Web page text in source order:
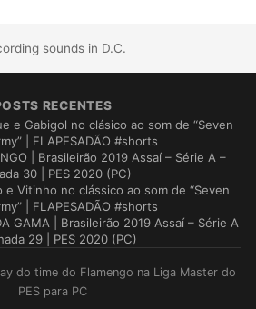
sounds in D.C.
RECENTES
e Gabigol no clásico ao som de “Seven
| FLAPESADÃO #shorts
| Brasileirão 2019 Assaí – Série A –
30 | PES 2020 (PC)
e Vitinho no clássico ao som de “Seven
| FLAPESADÃO #shorts
GAMA | Brasileirão 2019 Assaí – Série A
29 | PES 2020 (PC)
do time do Flamengo na Liga Master do
PES para PC